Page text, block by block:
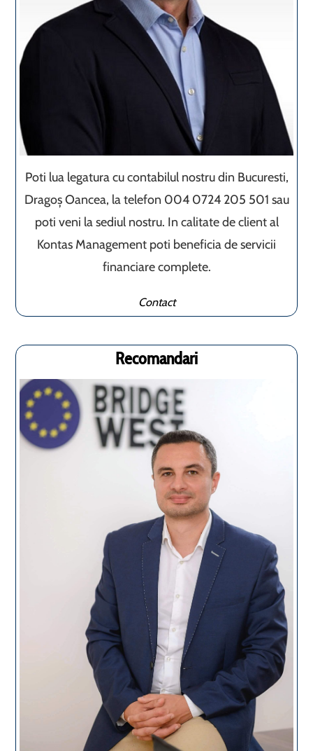
Poti lua legatura cu contabilul nostru din Bucuresti,
Dragoș Oancea, la telefon 004 0724 205 501 sau
poti veni la sediul nostru. In calitate de client al
Kontas Management poti beneficia de servicii
financiare complete.
Contact
Recomandari